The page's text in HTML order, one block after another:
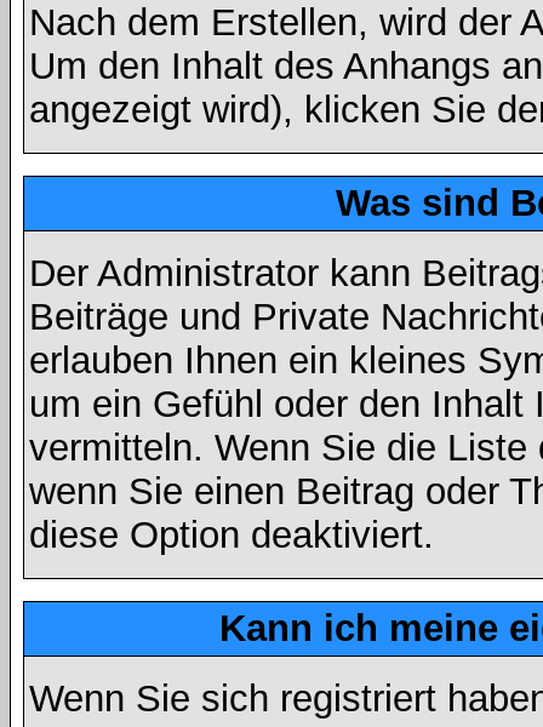
Nach dem Erstellen, wird der
Um den Inhalt des Anhangs
angezeigt wird), klicken Sie
Was sind
Der Administrator kann
Beiträge und Private
erlauben Ihnen ein kleines
um ein Gefühl oder den
vermitteln. Wenn Sie die
wenn Sie einen Beitrag oder
diese Option deaktiviert.
Kann ich meine
Wenn Sie sich registriert